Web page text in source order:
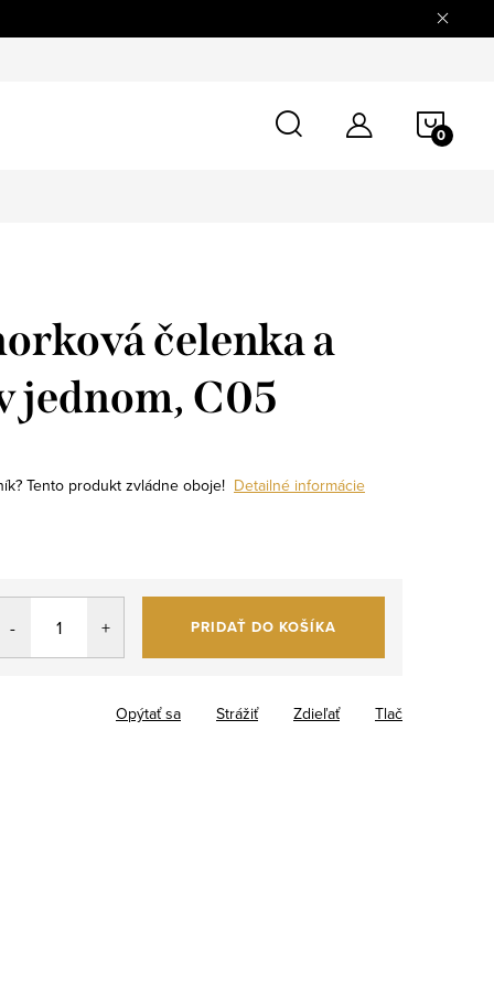
čelenka a
jednom, C05
Tento produkt zvládne oboje! Detailné informácie
PRIDAŤ DO KOŠÍKA
Tlač
Opýtať sa Strážiť Zdieľať